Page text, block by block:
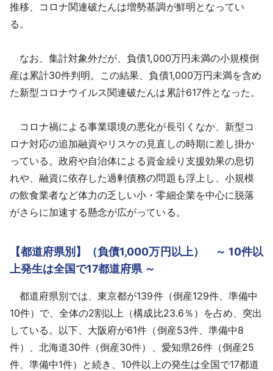
推移、コロナ関連破たんは増勢基調が鮮明となってい
る。
なお、集計対象外だが、負債1,000万円未満の小規模倒
産は累計30件判明。この結果、負債1,000万円未満を含め
た新型コロナウイルス関連破たんは累計617件となった。
コロナ禍による事業環境の悪化が長引くなか、新型コ
ロナ対応の追加融資やリスケの見直しの時期に差し掛か
っている。政府や自治体による資金繰り支援効果の息切
れや、融資に依存した過剰債務の問題も浮上し、小規模
の飲食業者など体力の乏しい小・零細企業を中心に脱落
がさらに加速する懸念が広がっている。
【都道府県別】（負債1,000万円以上） ～ 10件以
上発生は全国で17都道府県 ～
都道府県別では、東京都が139件（倒産129件、準備中
10件）で、全体の2割以上（構成比23.6％）を占め、突出
している。以下、大阪府が61件（倒産53件、準備中8
件）、北海道30件（倒産30件）、愛知県26件（倒産25
件、準備中1件）と続き、10件以上の発生は全国で17都道